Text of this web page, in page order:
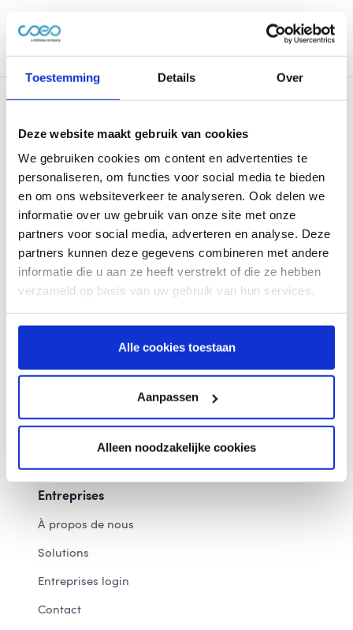
Toestemming Details Over
Deze website maakt gebruik van cookies
We gebruiken cookies om content en advertenties te
personaliseren, om functies voor social media te bieden
en om ons websiteverkeer te analyseren. Ook delen we
informatie over uw gebruik van onze site met onze
partners voor social media, adverteren en analyse. Deze
partners kunnen deze gegevens combineren met andere
informatie die u aan ze heeft verstrekt of die ze hebben
verzameld op basis van uw gebruik van hun services.
Alle cookies toestaan
Aanpassen
Alleen noodzakelijke cookies
Cookies FR
À propos de coeo
Payer directement
Login mon coeo
Contact Service client
Questions fréquentes
Aide et instances
Entreprises
À propos de nous
Solutions
Entreprises login
Contact